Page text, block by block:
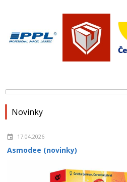
Novinky
17.04.2026
Asmodee (novinky)